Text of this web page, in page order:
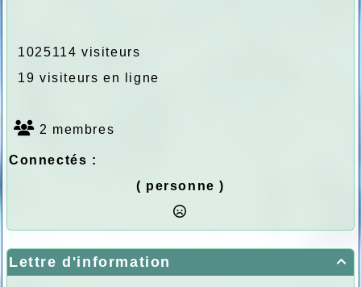
1025114 visiteurs
19 visiteurs en ligne
2 membres
Connectés :
( personne )

Lettre d'information